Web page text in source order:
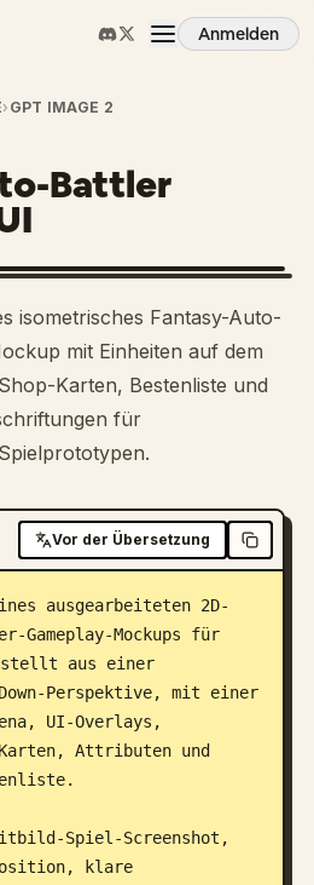
Anmelden
› GPT IMAGE 2
Battler
isometrisches Fantasy-Auto-
mit Einheiten auf dem
Karten, Bestenliste und
für
Vor der Übersetzung
ausgearbeiteten 2D-
Gameplay-Mockups für
aus einer
Perspektive, mit einer
UI-Overlays,
Attributen und
Spiel-Screenshot,
klare